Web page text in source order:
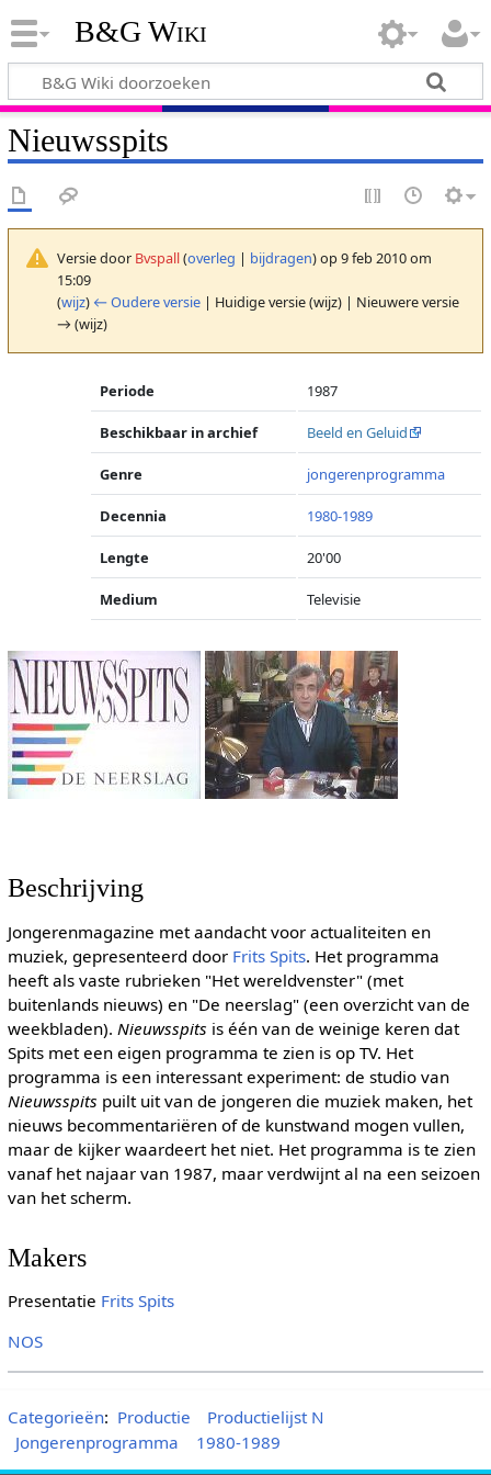
B&G Wiki
Nieuwsspits
Versie door Bvspall(overleg | bijdragen)op 9 feb 2010 om
15:09
(wijz) ← Oudere versie| Huidige versie (wijz) | Nieuwere versie
→ (wijz)
Periode 1987
Beschikbaar in archief Beeld en Geluid
Genre jongerenprogramma
Decennia 1980-1989
Lengte 20'00
Medium Televisie
Beschrijving
Jongerenmagazine met aandacht voor actualiteiten en
muziek, gepresenteerd door Frits Spits. Het programma
heeft als vaste rubrieken "Het wereldvenster" (met
buitenlands nieuws) en "De neerslag" (een overzicht van de
weekbladen). Nieuwsspits is één van de weinige keren dat
Spits met een eigen programma te zien is op TV. Het
programma is een interessant experiment: de studio van
Nieuwsspits puilt uit van de jongeren die muziek maken, het
nieuws becommentariëren of de kunstwand mogen vullen,
maar de kijker waardeert het niet. Het programma is te zien
vanaf het najaar van 1987, maar verdwijnt al na een seizoen
van het scherm.
Makers
Presentatie Frits Spits
NOS
Categorieën: Productie
Productielijst N
Jongerenprogramma
1980-1989